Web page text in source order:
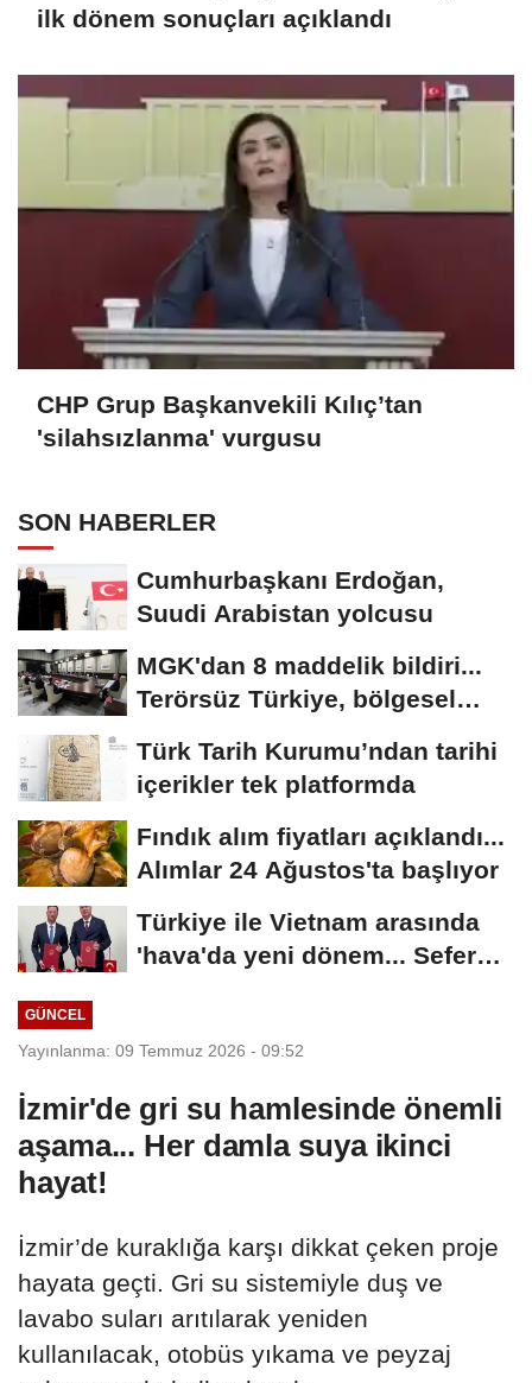
ilk dönem sonuçları açıklandı
CHP Grup Başkanvekili Kılıç’tan
'silahsızlanma' vurgusu
SON HABERLER
Cumhurbaşkanı Erdoğan,
Suudi Arabistan yolcusu
MGK'dan 8 maddelik bildiri...
Terörsüz Türkiye, bölgesel
Türk Tarih Kurumu’ndan tarihi
içerikler tek platformda
Fındık alım fiyatları açıklandı...
Alımlar 24 Ağustos'ta başlıyor
Türkiye ile Vietnam arasında
'hava'da yeni dönem... Sefer
GÜNCEL
Yayınlanma: 09 Temmuz 2026 - 09:52
İzmir'de gri su hamlesinde önemli
aşama... Her damla suya ikinci
hayat!
İzmir’de kuraklığa karşı dikkat çeken proje
hayata geçti. Gri su sistemiyle duş ve
lavabo suları arıtılarak yeniden
kullanılacak, otobüs yıkama ve peyzaj